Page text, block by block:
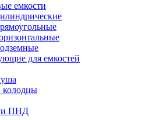
емкости
для емкостей
колодцы
ПНД